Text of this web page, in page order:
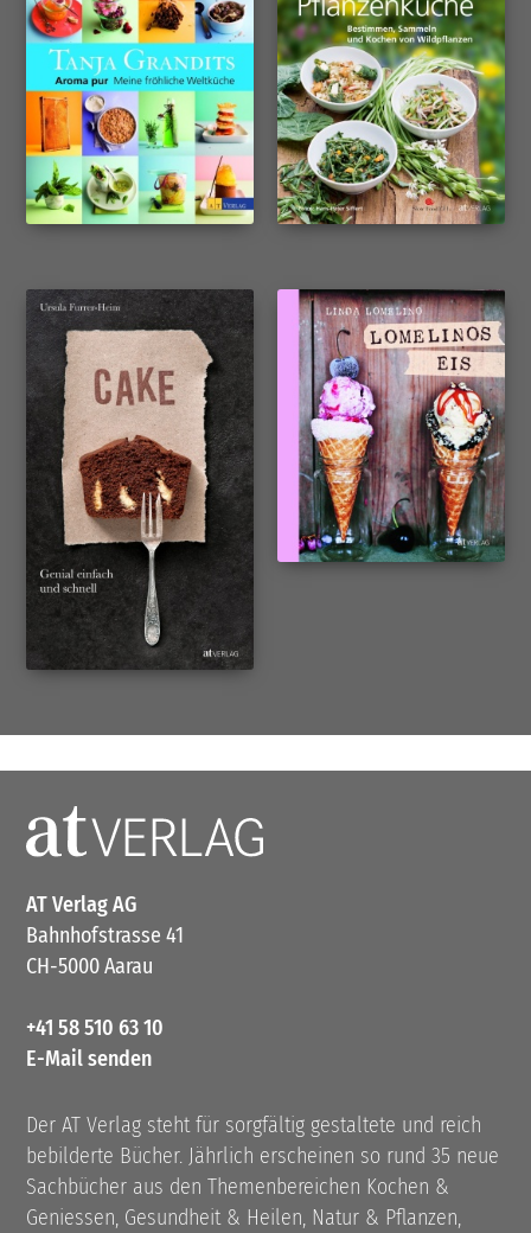
AT Verlag AG
Bahnhofstrasse 41
CH-5000 Aarau
+41 58 510 63 10
E-Mail senden
Der AT Verlag steht für sorgfältig gestaltete und reich
bebilderte Bücher. Jährlich erscheinen so rund 35 neue
Sachbücher aus den Themenbereichen Kochen &
Geniessen, Gesundheit & Heilen, Natur & Pflanzen,